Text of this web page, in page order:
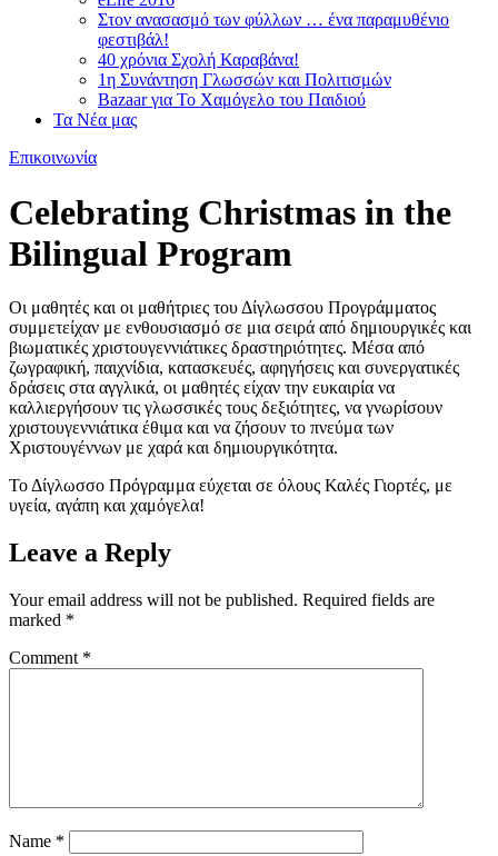
Στον ανασασμό των φύλλων … ένα παραμυθένιο
φεστιβάλ!
40 χρόνια Σχολή Καραβάνα!
1η Συνάντηση Γλωσσών και Πολιτισμών
Bazaar για Το Χαμόγελο του Παιδιού
Τα Νέα μας
Επικοινωνία
Celebrating Christmas in the
Bilingual Program
Οι μαθητές και οι μαθήτριες του Δίγλωσσου Προγράμματος
συμμετείχαν με ενθουσιασμό σε μια σειρά από δημιουργικές και
βιωματικές χριστουγεννιάτικες δραστηριότητες. Μέσα από
ζωγραφική, παιχνίδια, κατασκευές, αφηγήσεις και συνεργατικές
δράσεις στα αγγλικά, οι μαθητές είχαν την ευκαιρία να
καλλιεργήσουν τις γλωσσικές τους δεξιότητες, να γνωρίσουν
χριστουγεννιάτικα έθιμα και να ζήσουν το πνεύμα των
Χριστουγέννων με χαρά και δημιουργικότητα.
Το Δίγλωσσο Πρόγραμμα εύχεται σε όλους Καλές Γιορτές, με
υγεία, αγάπη και χαμόγελα!
Leave a Reply
Your email address will not be published. Required fields are
marked *
Comment *
Name *